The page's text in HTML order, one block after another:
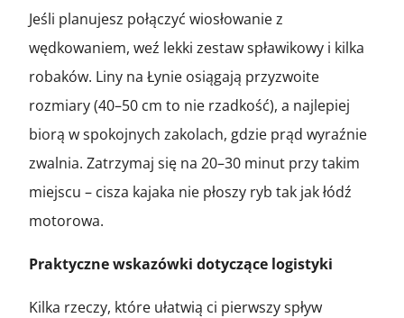
Jeśli planujesz połączyć wiosłowanie z
wędkowaniem, weź lekki zestaw spławikowy i kilka
robaków. Liny na Łynie osiągają przyzwoite
rozmiary (40–50 cm to nie rzadkość), a najlepiej
biorą w spokojnych zakolach, gdzie prąd wyraźnie
zwalnia. Zatrzymaj się na 20–30 minut przy takim
miejscu – cisza kajaka nie płoszy ryb tak jak łódź
motorowa.
Praktyczne wskazówki dotyczące logistyki
Kilka rzeczy, które ułatwią ci pierwszy spływ